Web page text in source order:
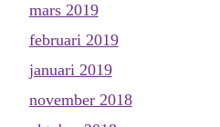
mars 2019
februari 2019
januari 2019
november 2018